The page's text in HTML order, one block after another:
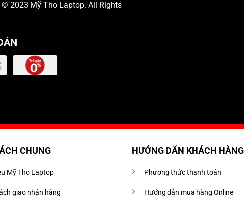
© 2023 Mỹ Tho Laptop. All Rights
CHUNG
Mỹ Tho Laptop
giao nhận hàng
HƯỚNG DẨN KHÁCH HÀNG
Phương thức thanh toán
Hướng dẫn mua hàng Online